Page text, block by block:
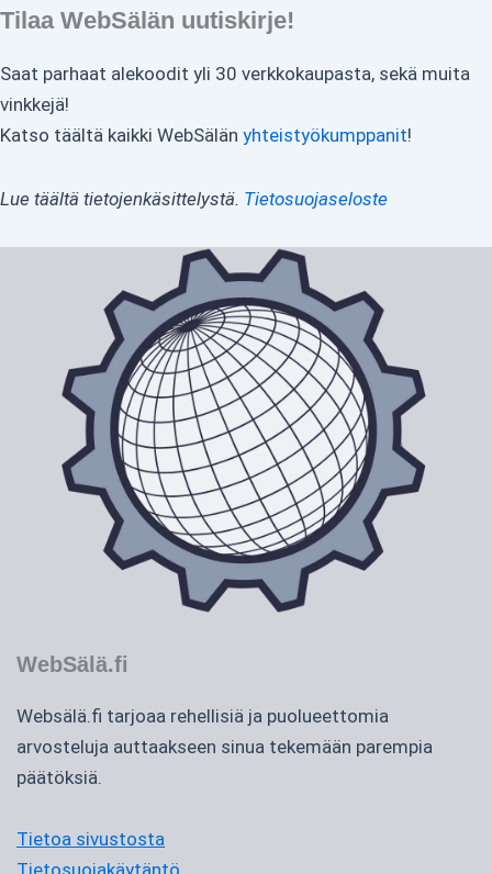
Tilaa WebSälän uutiskirje!
Saat parhaat alekoodit yli 30 verkkokaupasta, sekä muita
vinkkejä!
Katso täältä kaikki WebSälän yhteistyökumppanit!
Lue täältä tietojenkäsittelystä. Tietosuojaseloste
WebSälä.fi
Websälä.fi tarjoaa rehellisiä ja puolueettomia
arvosteluja auttaakseen sinua tekemään parempia
päätöksiä.
Tietoa sivustosta